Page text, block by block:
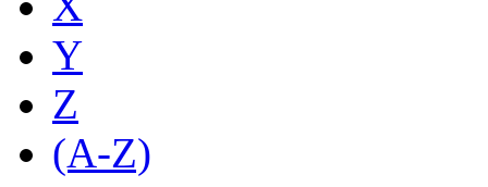
Y
Z
(A-Z)